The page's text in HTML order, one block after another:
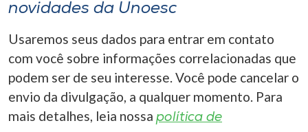
novidades da Unoesc
Usaremos seus dados para entrar em contato
com você sobre informações correlacionadas que
podem ser de seu interesse. Você pode cancelar o
envio da divulgação, a qualquer momento. Para
mais detalhes, leia nossa política de